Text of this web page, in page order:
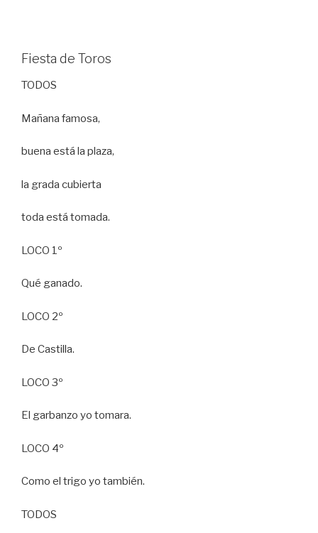
Fiesta de Toros
TODOS
Mañana famosa,
buena está la plaza,
la grada cubierta
toda está tomada.
LOCO 1º
Qué ganado.
LOCO 2º
De Castilla.
LOCO 3º
El garbanzo yo tomara.
LOCO 4º
Como el trigo yo también.
TODOS